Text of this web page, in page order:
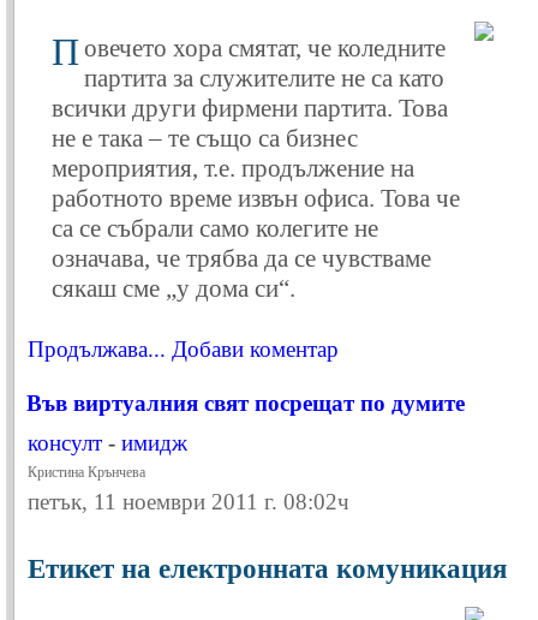
Повечето хора смятат, че коледните
партита за служителите не са като
всички други фирмени партита. Това
не е така – те също са бизнес
мероприятия, т.е. продължение на
работното време извън офиса. Това че
са се събрали само колегите не
означава, че трябва да се чувстваме
сякаш сме „у дома си“.
Продължава... Добави коментар
Във виртуалния свят посрещат по думите
консулт - имидж
Кристина Крънчева
петък, 11 ноември 2011 г. 08:02ч
Етикет на електронната комуникация